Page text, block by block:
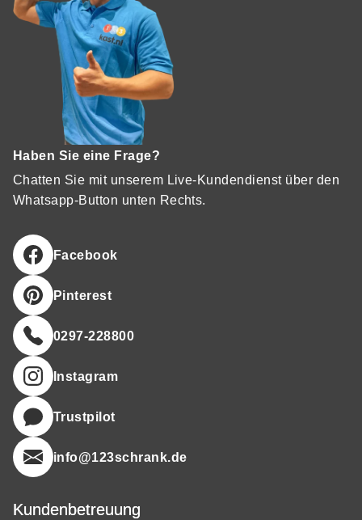
Haben Sie eine Frage?
Chatten Sie mit unserem Live-Kundendienst über den
Whatsapp-Button unten Rechts.
Facebook
Pinterest
0297-228800
Instagram
Trustpilot
info@123schrank.de
Kundenbetreuung